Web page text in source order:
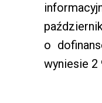
o
wyniesie 2